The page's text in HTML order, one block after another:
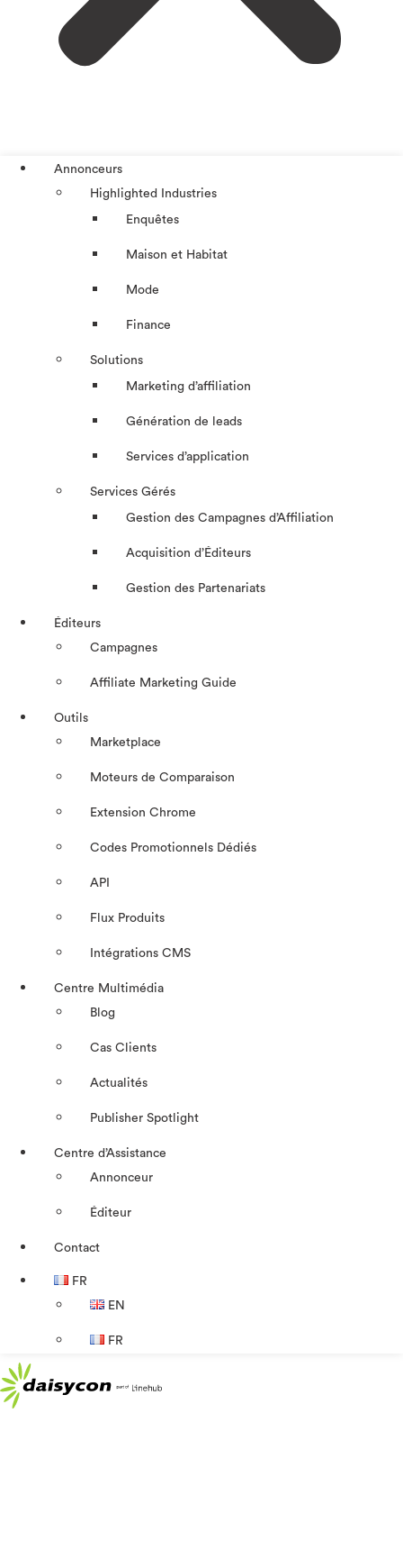
Annonceurs
Highlighted Industries
Enquêtes
Maison et Habitat
Mode
Finance
Solutions
Marketing d’affiliation
Génération de leads
Services d’application
Services Gérés
Gestion des Campagnes d’Affiliation​
Acquisition d’Éditeurs
Gestion des Partenariats
Éditeurs
Campagnes
Affiliate Marketing Guide
Outils
Marketplace
Moteurs de Comparaison
Extension Chrome
Codes Promotionnels Dédiés
API
Flux Produits
Intégrations CMS
Centre Multimédia
Blog
Cas Clients
Actualités
Publisher Spotlight
Centre d’Assistance
Annonceur
Éditeur
Contact
FR
EN
FR